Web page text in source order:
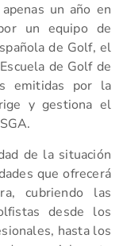
un año en
un equipo de
de Golf, el
de Golf de
emitidas por la
y gestiona el
de la situación
que ofrecerá
cubriendo las
desde los
hasta los